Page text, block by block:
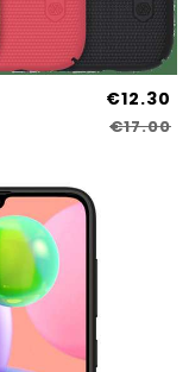
€12.30
€17.00